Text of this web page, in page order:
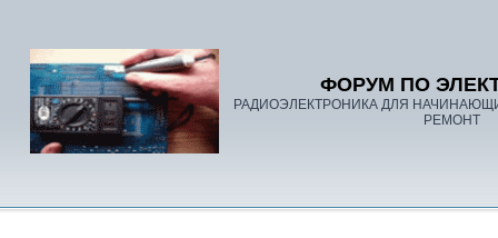
ФОРУМ ПО
РАДИОЭЛЕКТРОНИКА ДЛЯ
РЕМОНТ